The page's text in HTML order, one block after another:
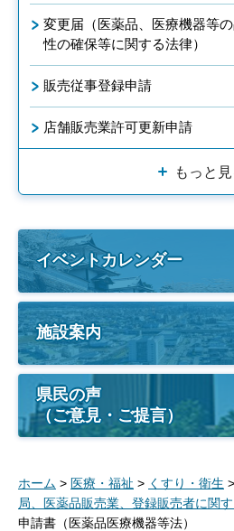
変更届（医薬品、医療機器等
性の確保等に関する法律）
販売従事登録申請
店舗販売業許可更新申請
もっと見
イベントカレンダー
施設案内
県民の声
（ご意見・ご提言）
ホーム > 医療・福祉 > くすり・衛生 >
局、医薬品販売業、登録販売者に関
申請書（医薬品医療機器等法）